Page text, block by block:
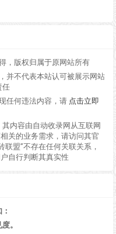
，版权归属于原网站所有
并不代表本站认可被展示网站
任
任何违法内容，请 点击立即
内容由自动收录网从互联网
关的业务需求，请访问其官
盟”不存在任何关联关系，
自行判断其真实性
。